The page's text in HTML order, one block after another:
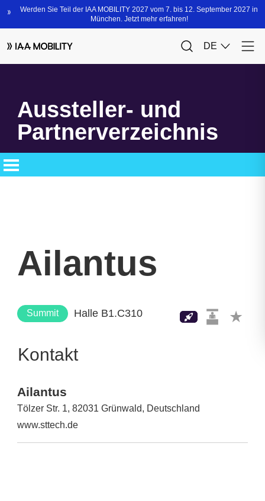
Aussteller- und
Partnerverzeichnis
Ailantus
Summit Halle B1.C310
Kontakt
Ailantus
Tölzer Str. 1, 82031 Grünwald, Deutschland
www.sttech.de